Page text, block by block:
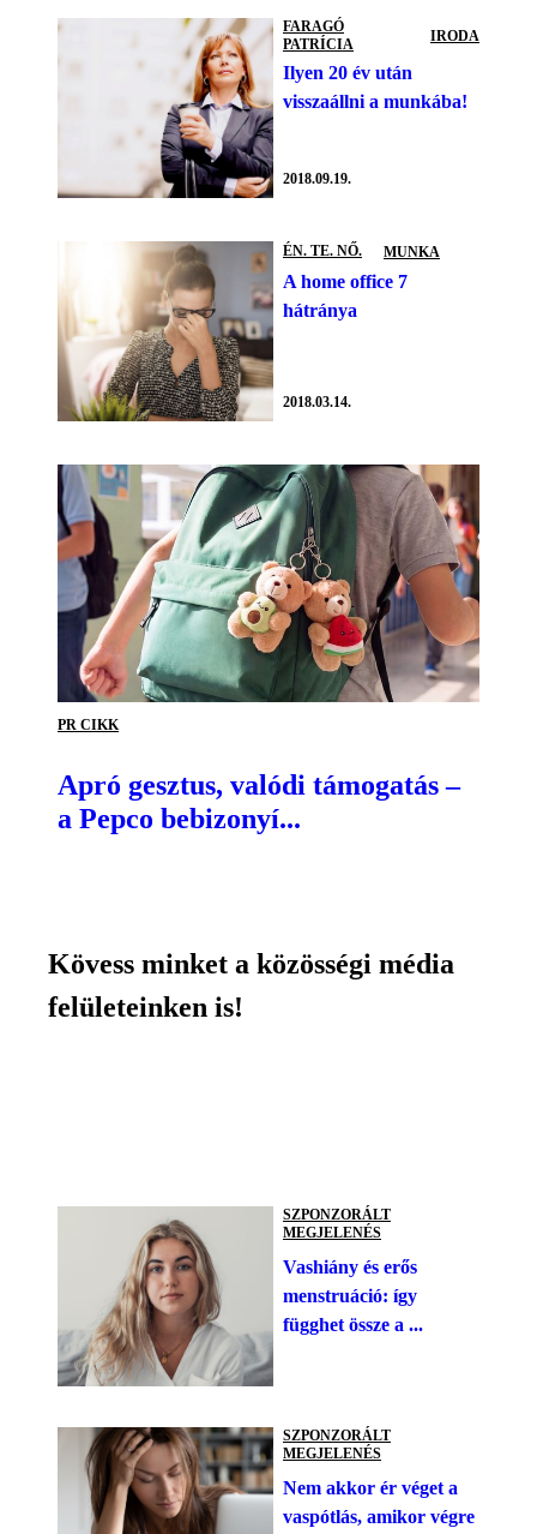
FARAGÓ
PATRÍCIA
IRODA
Ilyen 20 év után
visszaállni a munkába!
2018.09.19.
ÉN. TE. NŐ. MUNKA
A home office 7
hátránya
2018.03.14.
PR CIKK
Apró gesztus, valódi támogatás –
a Pepco bebizonyí...
Kövess minket a közösségi média
felületeinken is!
SZPONZORÁLT
MEGJELENÉS
Vashiány és erős
menstruáció: így
függhet össze a ...
SZPONZORÁLT
MEGJELENÉS
Nem akkor ér véget a
vaspótlás, amikor végre